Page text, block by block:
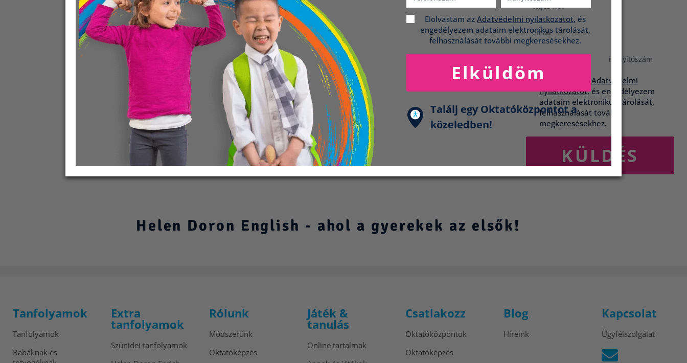
Elolvastam az Adatvédelmi
nyilatkozatot, és engedélyezem
adataim elektronikus tárolását,
felhasználását további
megkeresésekhez.
KÜLDÉS
Helen Doron English - ahol a gyerekek az elsők!
Tanfolyamok
Tanfolyamok
Babáknak és
Extra
tanfolyamok
Szünidei tanfolyamok
Rólunk
Módszerünk
Oktatóképzés
Játék &
tanulás
Online tartalmak
Csatlakozz
Oktatóközpontok
Oktatóképzés
Blog
Híreink
Kapcsolat
Ügyfélszolgálat
Elolvastam az Adatvédelmi nyilatkozatot, és
engedélyezem adataim elektronikus tárolását,
felhasználását további megkeresésekhez.
Elküldöm
Találj egy Oktatóközpontot a
közeledben!